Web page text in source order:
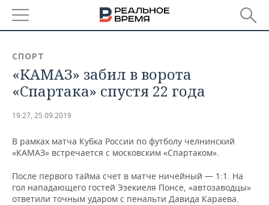
БАШКОРТОСТАН
ТАТАРСТАН
НОВОСТИ
АНАЛИТИКА
ДЕКЛАРАЦИИ О ДОХОДАХ
КОРОЛИ ГОСЗАКАЗА ПФО
НОВОСТИ ЭКОНОМИКИ
ФИНАНСЫ
ПРОМЫШЛЕННОСТЬ
НОВОСТИ
ПРОМЫШЛЕННОСТИ
НЕДВИЖИМОСТЬ
СПОРТ
«КАМАЗ» забил в ворота
«Спартака» спустя 22 года
19:27, 25.09.2019
В рамках матча Кубка России по футболу челнинский
«КАМАЗ» встречается с московским «Спартаком».
После первого тайма счет в матче ничейный — 1:1. На
гол нападающего гостей Эзекиеля Понсе, «автозаводцы»
ответили точным ударом с пенальти Давида Караева.